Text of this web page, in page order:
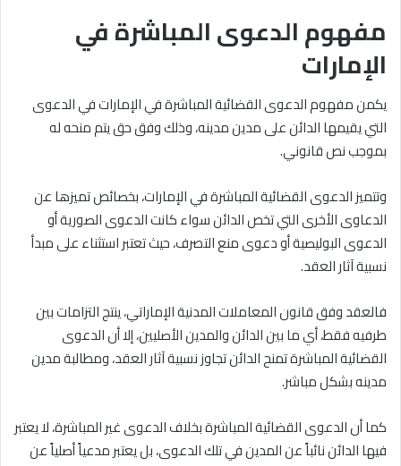
مفهوم الدعوى المباشرة في
الإمارات
يكمن مفهوم الدعوى القضائية المباشرة في الإمارات في الدعوى
التي يقيمها الدائن على مدين مدينه، وذلك وفق حق يتم منحه له
بموجب نص قانوني.
وتتميز الدعوى القضائية المباشرة في الإمارات، بخصائص تميزها عن
الدعاوى الأخرى التي تخص الدائن سواء كانت الدعوى الصورية أو
الدعوى البوليصية أو دعوى منع التصرف، حيث تعتبر استثناء على مبدأ
نسبية آثار العقد.
فالعقد وفق قانون المعاملات المدنية الإماراتي، ينتج التزامات بين
طرفيه فقط، أي ما بين الدائن والمدين الأصليين، إلا أن الدعوى
القضائية المباشرة تمنح الدائن تجاوز نسبية آثار العقد، ومطالبة مدين
مدينه بشكل مباشر.
كما أن الدعوى القضائية المباشرة بخلاف الدعوى غير المباشرة، لا يعتبر
فيها الدائن نائباً عن المدين في تلك الدعوى، بل يعتبر مدعياً أصلياً عن